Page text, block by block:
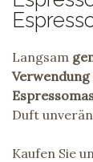
Langsam
Duft
Kaufen Sie